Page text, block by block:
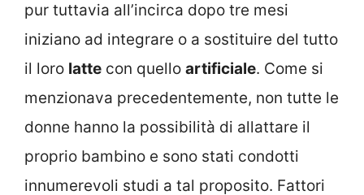
pur tuttavia all’incirca dopo tre mesi
iniziano ad integrare o a sostituire del tutto
il loro latte con quello artificiale. Come si
menzionava precedentemente, non tutte le
donne hanno la possibilità di allattare il
proprio bambino e sono stati condotti
innumerevoli studi a tal proposito. Fattori